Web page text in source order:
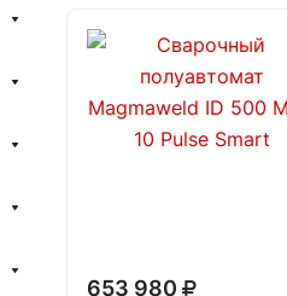
653 980